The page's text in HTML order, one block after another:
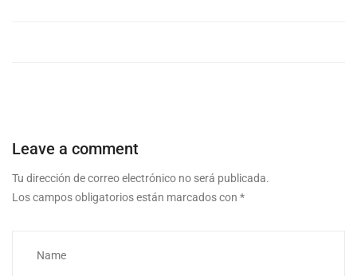
Leave a comment
Tu dirección de correo electrónico no será publicada.
Los campos obligatorios están marcados con *